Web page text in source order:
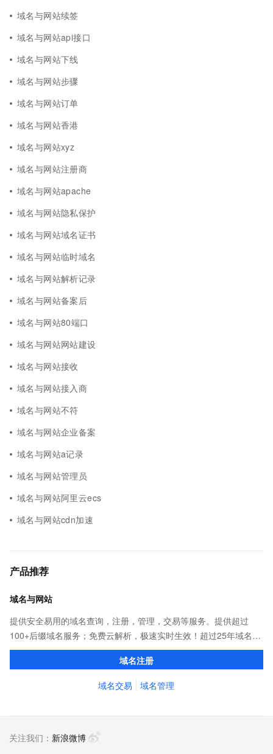
域名与网站续签
域名与网站api接口
域名与网站下线
域名与网站步骤
域名与网站订单
域名与网站香港
域名与网站xyz
域名与网站注册商
域名与网站apache
域名与网站隐私保护
域名与网站域名证书
域名与网站临时域名
域名与网站解析记录
域名与网站备案后
域名与网站80端口
域名与网站网站建设
域名与网站接收
域名与网站接入商
域名与网站不符
域名与网站企业备案
域名与网站a记录
域名与网站管理员
域名与网站阿里云ecs
域名与网站cdn加速
产品推荐
域名与网站
提供安全易用的域名查询，注册，管理，交易等服务。提供超过
100+后缀域名服务；免费云解析，极速实时生效！超过25年域名服
务经验，累计超过4000万个域名在阿里云注册，连续多年市场NO.1
域名注册
域名交易 域名管理
关注我们： 新浪微博